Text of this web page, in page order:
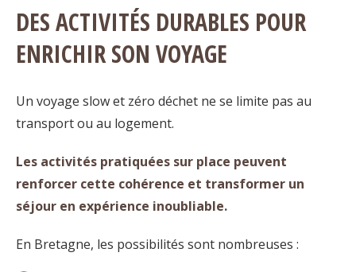
DES ACTIVITÉS DURABLES POUR
ENRICHIR SON VOYAGE
Un voyage slow et zéro déchet ne se limite pas au
transport ou au logement.
Les activités pratiquées sur place peuvent
renforcer cette cohérence et transformer un
séjour en expérience inoubliable.
En Bretagne, les possibilités sont nombreuses :